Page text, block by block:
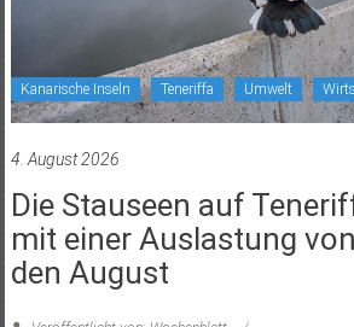
Kanarische Inseln Teneriffa Umwelt
4. August 2026
Die Stauseen auf
mit einer Auslastung
den August